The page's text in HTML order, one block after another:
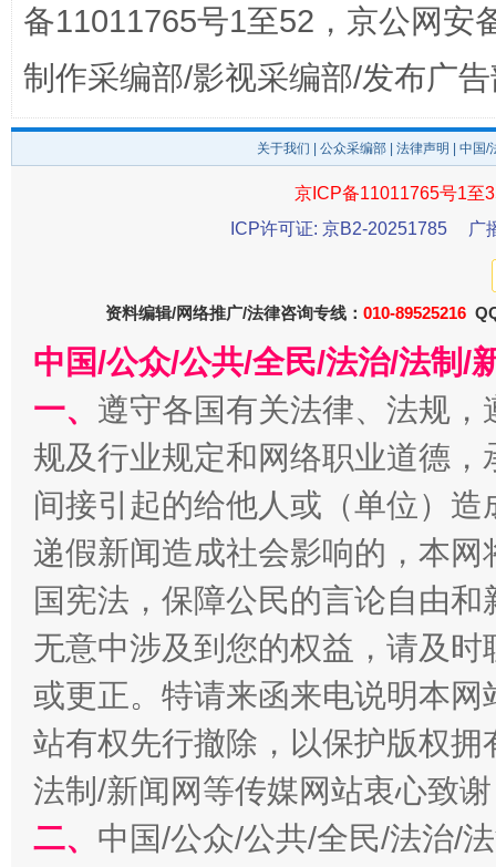
受贿1.44亿！段成刚被判无期 从幼
全民健身五年计划来了！等你上场
阿坝州三大球赛在茂县开幕 规模
备11011765号1至52，京公网安
制作采编部/影视采编部/发布广
关于我们 公众采编部 法律声明 | 中国
京ICP备11011765号1至
ICP许可证: 京B2-20251785
广
资料编辑/网络推广/法律咨询专线： 010-89525216
中国/公众/公共/全民/法治/法制/
一、 遵守各国有关法律、法规
规及行业规定和网络职业道德
间接引起的给他人或（单位）
递假新闻造成社会影响的，本
国宪法，保障公民的言论自由
无意中涉及到您的权益，请及
或更正。特请来函来电说明本
站有权先行撤除，以保护版权
法制/新闻网等传媒网站衷心致
二、 中国/公众/公共/全民/法治/